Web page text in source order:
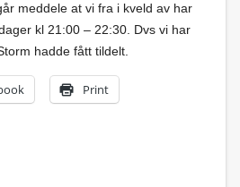
meddele at vi fra i kveld av har
kl 21:00 – 22:30. Dvs vi har
hadde fått tildelt.
Print